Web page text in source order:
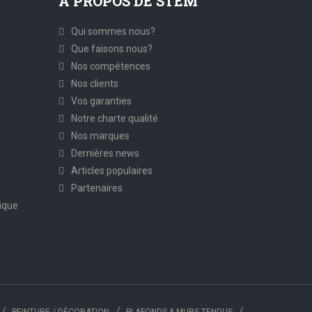
Qui sommes nous?
Que faisons nous?
Nos compétences
Nos clients
Vos garanties
Notre charte qualité
Nos marques
Dernières news
Articles populaires
Partenaires